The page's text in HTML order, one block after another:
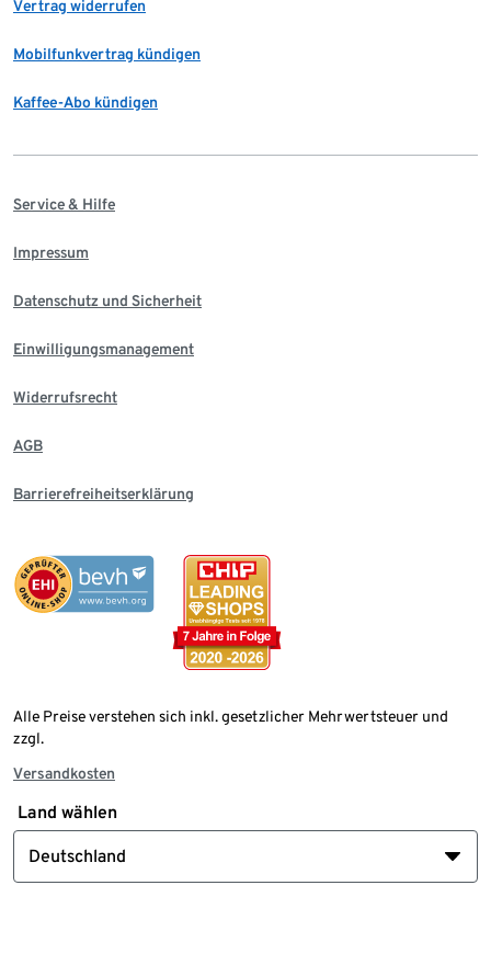
Vertrag widerrufen
Mobilfunkvertrag kündigen
Kaffee-Abo kündigen
Service & Hilfe
Impressum
Datenschutz und Sicherheit
Einwilligungsmanagement
Widerrufsrecht
AGB
Barrierefreiheitserklärung
Alle Preise verstehen sich inkl. gesetzlicher Mehrwertsteuer und
zzgl.
Versandkosten
Land wählen
Deutschland